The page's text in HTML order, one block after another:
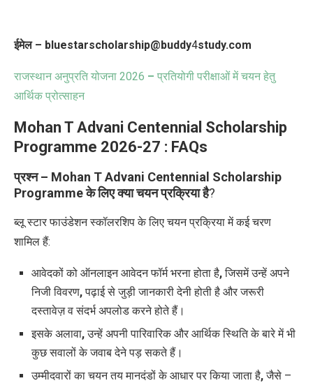
ईमेल – bluestarscholarship@buddy4study.com
राजस्थान अनुप्रति योजना 2026 – प्रतियोगी परीक्षाओं में चयन हेतु
आर्थिक प्रोत्‍साहन
Mohan T Advani Centennial Scholarship
Programme 2026-27 : FAQs
प्रश्न – Mohan T Advani Centennial Scholarship
Programme के लिए क्या चयन प्रक्रिया है?
ब्लू स्टार फाउंडेशन स्कॉलरशिप के लिए चयन प्रक्रिया में कई चरण
शामिल हैं:
आवेदकों को ऑनलाइन आवेदन फॉर्म भरना होता है,जिसमें उन्हें अपने
निजी विवरण,पढ़ाई से जुड़ी जानकारी देनी होती है और जरूरी
दस्तावेज़ व संदर्भ अपलोड करने होते हैं।
इसके अलावा,उन्हें अपनी पारिवारिक और आर्थिक स्थिति के बारे में भी
कुछ सवालों के जवाब देने पड़ सकते हैं।
उम्मीदवारों का चयन तय मानदंडों के आधार पर किया जाता है,जैसे –